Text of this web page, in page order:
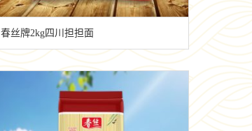
春丝牌2kg四川担担面